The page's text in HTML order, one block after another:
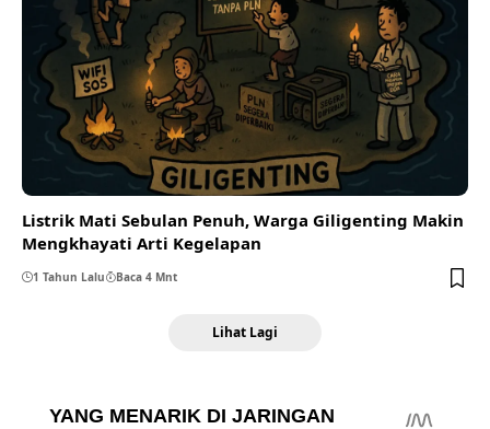
Listrik Mati Sebulan Penuh, Warga Giligenting Makin
Mengkhayati Arti Kegelapan
1 Tahun Lalu Baca 4 Mnt
Lihat Lagi